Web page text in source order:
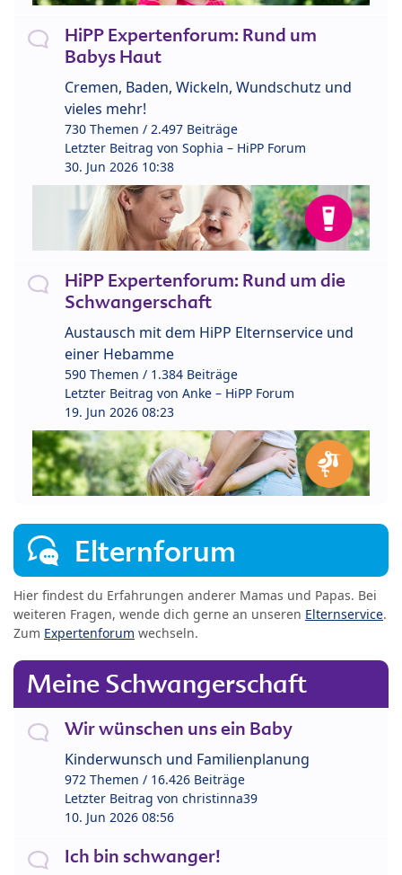
HiPP Expertenforum: Rund um
Babys Haut
Cremen, Baden, Wickeln, Wundschutz und
vieles mehr!
730 Themen / 2.497 Beiträge
Letzter Beitrag von Sophia – HiPP Forum
30. Jun 2026 10:38
HiPP Expertenforum: Rund um die
Schwangerschaft
Austausch mit dem HiPP Elternservice und
einer Hebamme
590 Themen / 1.384 Beiträge
Letzter Beitrag von Anke – HiPP Forum
19. Jun 2026 08:23
Elternforum
Hier findest du Erfahrungen anderer Mamas und Papas. Bei
weiteren Fragen, wende dich gerne an unseren Elternservice.
Zum Expertenforum wechseln.
Meine Schwangerschaft
Wir wünschen uns ein Baby
Kinderwunsch und Familienplanung
972 Themen / 16.426 Beiträge
Letzter Beitrag von christinna39
10. Jun 2026 08:56
Ich bin schwanger!